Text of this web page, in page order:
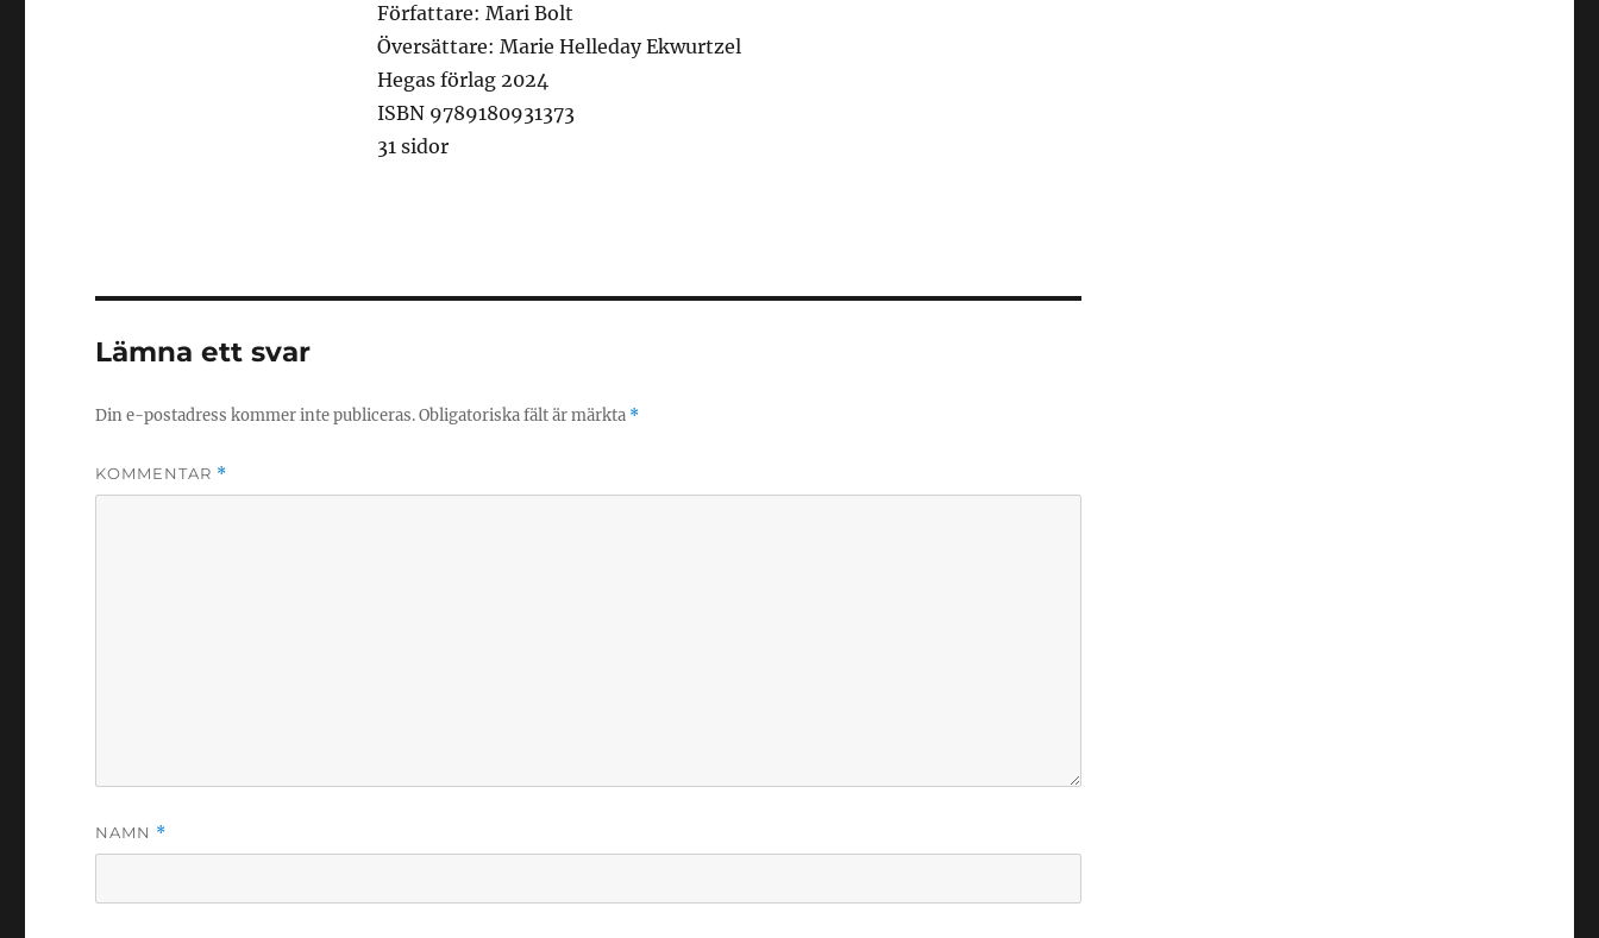
Författare: Mari Bolt
Översättare: Marie Helleday Ekwurtzel
Hegas förlag 2024
ISBN 9789180931373
31 sidor
Lämna ett svar
Din e-postadress kommer inte publiceras.Obligatoriska fält är märkta *
KOMMENTAR *
NAMN *